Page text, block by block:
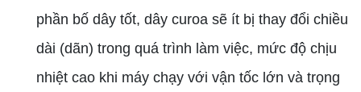
phần bố dây tốt, dây curoa sẽ ít bị thay đổi chiều
dài (dãn) trong quá trình làm việc, mức độ chịu
nhiệt cao khi máy chạy với vận tốc lớn và trọng